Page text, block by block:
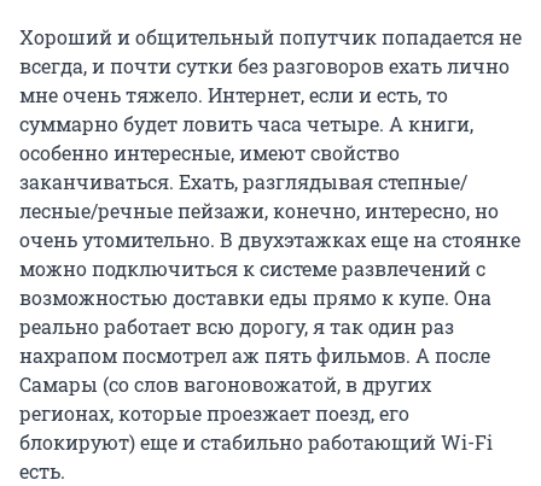
Хороший и общительный попутчик попадается не
всегда, и почти сутки без разговоров ехать лично
мне очень тяжело. Интернет, если и есть, то
суммарно будет ловить часа четыре. А книги,
особенно интересные, имеют свойство
заканчиваться. Ехать, разглядывая степные/
лесные/речные пейзажи, конечно, интересно, но
очень утомительно. В двухэтажках еще на стоянке
можно подключиться к системе развлечений с
возможностью доставки еды прямо к купе. Она
реально работает всю дорогу, я так один раз
нахрапом посмотрел аж пять фильмов. А после
Самары (со слов вагоновожатой, в других
регионах, которые проезжает поезд, его
блокируют) еще и стабильно работающий Wi-Fi
есть.